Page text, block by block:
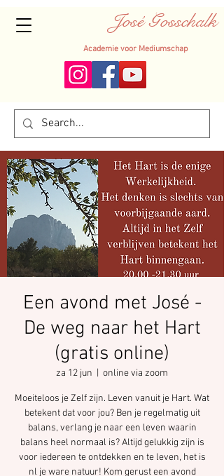
José Gosschalk
Academie voor Mediumschap
Een avond met José -
De weg naar het Hart
(gratis online)
za 12 jun online via zoom
Moeiteloos je Zelf zijn. Leven vanuit je Hart. Wat
betekent dat voor jou? Ben je regelmatig uit
balans, verlang je naar een leven waarin
balans heel normaal is? Altijd gelukkig zijn is
voor iedereen te ontdekken en te leven, het is
nl je ware natuur! Kom gerust een avond